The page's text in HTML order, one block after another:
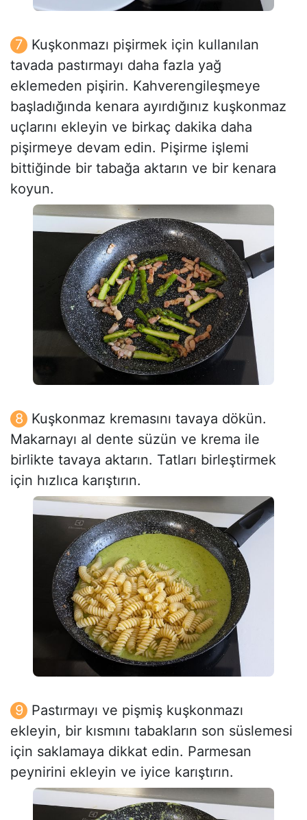
Kuşkonmazı pişirmek için kullanılan
tavada pastırmayı daha fazla yağ
eklemeden pişirin. Kahverengileşmeye
başladığında kenara ayırdığınız kuşkonmaz
uçlarını ekleyin ve birkaç dakika daha
pişirmeye devam edin. Pişirme işlemi
bittiğinde bir tabağa aktarın ve bir kenara
koyun.
Kuşkonmaz kremasını tavaya dökün.
Makarnayı al dente süzün ve krema ile
birlikte tavaya aktarın. Tatları birleştirmek
için hızlıca karıştırın.
Pastırmayı ve pişmiş kuşkonmazı
ekleyin, bir kısmını tabakların son süslemesi
için saklamaya dikkat edin. Parmesan
peynirini ekleyin ve iyice karıştırın.